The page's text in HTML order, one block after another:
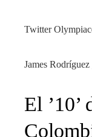
Twitter
James
El ’10’